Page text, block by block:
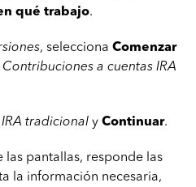
qué trabajo.
, selecciona Comenzar
Contribuciones a cuentas IRA
IRA tradicional y Continuar.
las pantallas, responde las
la información necesaria,